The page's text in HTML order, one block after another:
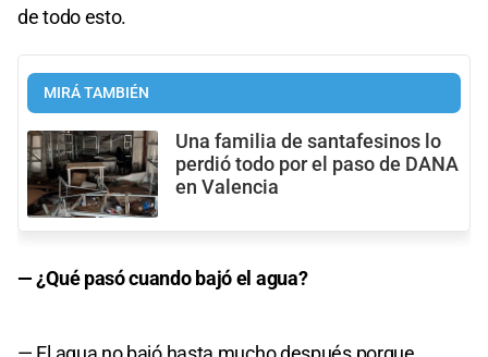
de todo esto.
MIRÁ TAMBIÉN
Una familia de santafesinos lo
perdió todo por el paso de DANA
en Valencia
— ¿Qué pasó cuando bajó el agua?